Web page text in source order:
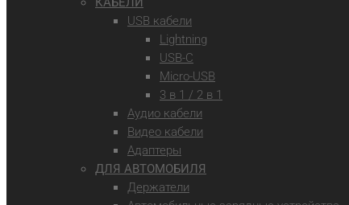
USB кабели
Lightning
USB-C
Micro-USB
3 в 1 / 2 в 1
Аудио кабели
Видео кабели
Адаптеры
ДЛЯ АВТОМОБИЛЯ
Держатели